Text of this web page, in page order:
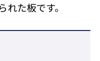
た板です。